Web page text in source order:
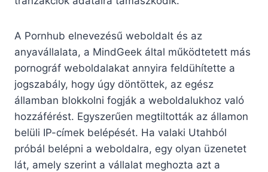
A Pornhub elnevezésű weboldalt és az
anyavállalata, a MindGeek által működtetett más
pornográf weboldalakat annyira feldühítette a
jogszabály, hogy úgy döntöttek, az egész
államban blokkolni fogják a weboldalukhoz való
hozzáférést. Egyszerűen megtiltották az államon
belüli IP-címek belépését. Ha valaki Utahból
próbál belépni a weboldalra, egy olyan üzenetet
lát, amely szerint a vállalat meghozta azt a